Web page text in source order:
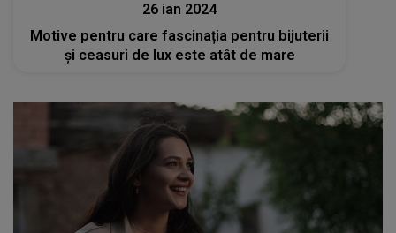
26 ian 2024
Motive pentru care fascinația pentru bijuterii
și ceasuri de lux este atât de mare